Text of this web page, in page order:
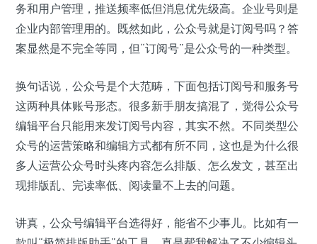
务和用户管理，推送频率低但消息优先级高。企业号则是
企业内部管理用的。既然如此，公众号就是订阅号吗？答
案显然是不完全等同，但“订阅号”是公众号的一种类型。
换句话说，公众号是个大范畴，下面包括订阅号和服务号
这两种具体账号形态。很多新手朋友搞混了，觉得公众号
编辑平台只能用来发订阅号内容，其实不然。不同类型公
众号的运营策略和编辑方式都有所不同，这也是为什么很
多人运营公众号时头疼内容怎么排版、怎么发文，甚至出
现排版乱、完读率低、阅读量不上去的问题。
讲真，公众号编辑平台选得好，能省不少事儿。比如有一